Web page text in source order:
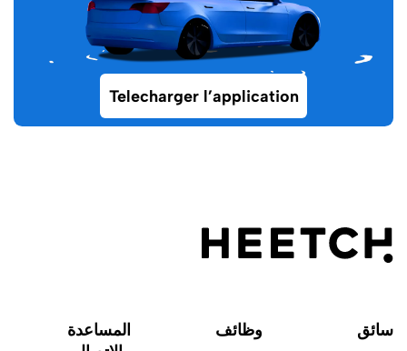
Telecharger l’application
سائق
وظائف
المساعدة